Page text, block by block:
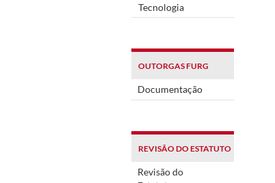
Tecnologia
OUTORGAS FURG
Documentação
REVISÃO DO ESTATUTO
Revisão do